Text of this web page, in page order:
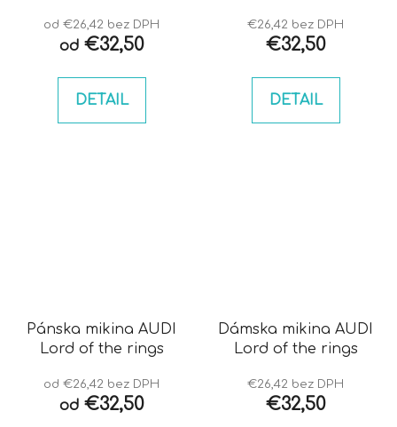
od €26,42 bez DPH
od€32,50
DETAIL
€26,42 bez DPH
€32,50
DETAIL
Pánska mikina AUDI
Lord of the rings
od €26,42 bez DPH
od€32,50
Dámska mikina AUDI
Lord of the rings
€26,42 bez DPH
€32,50